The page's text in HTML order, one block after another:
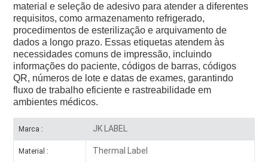
material e seleção de adesivo para atender a diferentes
requisitos, como armazenamento refrigerado,
procedimentos de esterilização e arquivamento de
dados a longo prazo. Essas etiquetas atendem às
necessidades comuns de impressão, incluindo
informações do paciente, códigos de barras, códigos
QR, números de lote e datas de exames, garantindo
fluxo de trabalho eficiente e rastreabilidade em
ambientes médicos.
Marca : JK LABEL
Material : Thermal Label